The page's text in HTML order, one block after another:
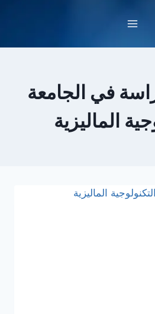
في الجامعة
الماليزية